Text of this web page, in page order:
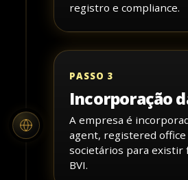
registro e compliance.
PASSO 3
Incorporação
A empresa é
agent, registered
societários para existir
BVI.